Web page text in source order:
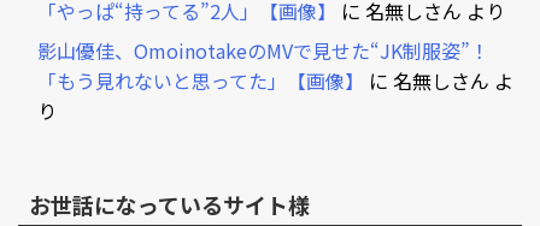
「やっぱ“持ってる”2人」【画像】
に 名無しさん より
影山優佳、OmoinotakeのMVで見せた“JK制服姿”！
「もう見れないと思ってた」【画像】
に 名無しさん よ
り
お世話になっているサイト様